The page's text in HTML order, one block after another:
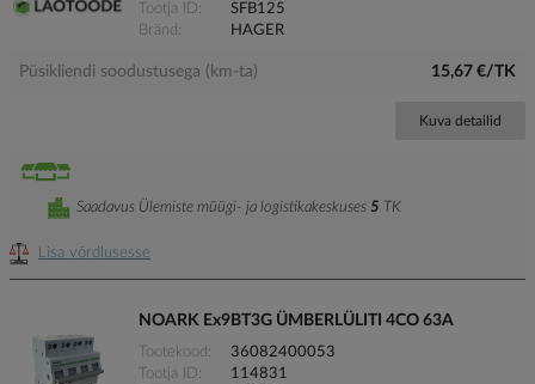
Tootja ID
SFB125
Bränd
HAGER
Püsikliendi soodustusega (km-ta) 15,67 €/TK
Kuva detailid
Lisa võrdlusesse
Saadavus Ülemiste müügi- ja logistikakeskuses 5 TK
NOARK Ex9BT3G ÜMBERLÜLITI 4CO 63A
Tootekood
36082400053
Tootja ID
114831